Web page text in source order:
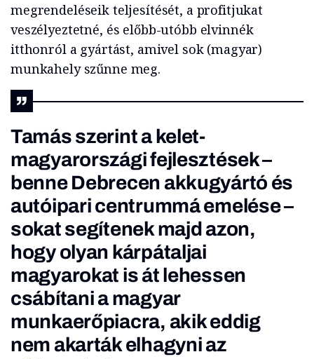
megrendeléseik teljesítését, a profitjukat
veszélyeztetné, és előbb-utóbb elvinnék
itthonról a gyártást, amivel sok (magyar)
munkahely szűnne meg.
Tamás szerint a kelet-
magyarországi fejlesztések –
benne Debrecen akkugyártó és
autóipari centrummá emelése –
sokat segítenek majd azon,
hogy olyan kárpátaljai
magyarokat is át lehessen
csábítani a magyar
munkaerőpiacra, akik eddig
nem akarták elhagyni az